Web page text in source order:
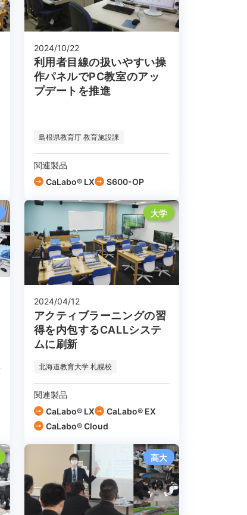
2024/10/22
利用者目線の扱いやすい操
作パネルでPC教室のアッ
プデートを推進
島根県教育庁 教育施設課
関連製品
CaLabo® LX
S600-OP
大学
2024/04/12
アクティブラーニングの習
得を内包するCALLシステ
ムに刷新
北海道教育大学 札幌校
関連製品
CaLabo® LX
CaLabo® EX
CaLabo®︎ Cloud
高大